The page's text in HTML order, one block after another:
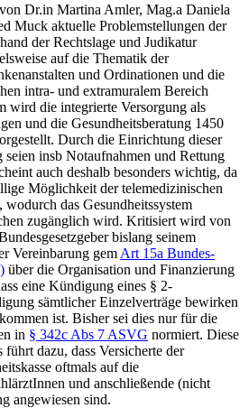
Dr.in Martina Amler, Mag.a Daniela
Muck aktuelle Problemstellungen der
der Rechtslage und Judikatur
auf die Thematik der
und Ordinationen und die
intra- und extramuralem Bereich
wird die integrierte Versorgung als
und die Gesundheitsberatung 1450
Durch die Einrichtung dieser
seien insb Notaufnahmen und Rettung
auch deshalb besonders wichtig, da
Möglichkeit der telemedizinischen
das Gesundheitssystem
zugänglich wird. Kritisiert wird von
bislang seinem
Vereinbarung gem Art 15a Bundes-
über die Organisation und Finanzierung
eine Kündigung eines § 2-
sämtlicher Einzelverträge bewirken
ist. Bisher sei dies nur für die
in § 342c Abs 7 ASVG normiert. Diese
führt dazu, dass Versicherte der
oftmals auf die
und anschließende (nicht
angewiesen sind.